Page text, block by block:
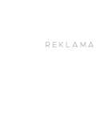
REKLAMA